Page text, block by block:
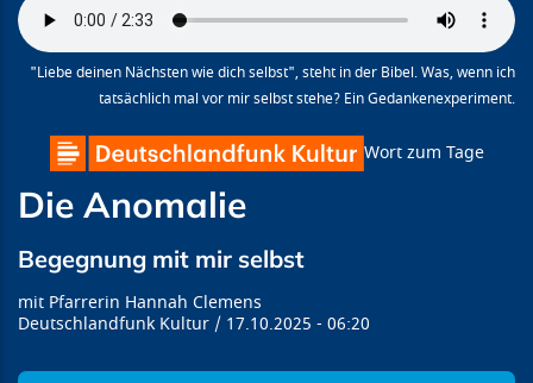
"Liebe deinen Nächsten wie dich selbst", steht in der Bibel. Was, wenn ich
tatsächlich mal vor mir selbst stehe? Ein Gedankenexperiment.
Wort zum Tage
Die Anomalie
Begegnung mit mir selbst
Pfarrerin Hannah Clemens
Deutschlandfunk Kultur
17.10.2025 06:20